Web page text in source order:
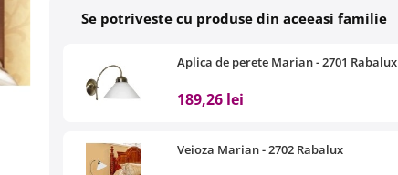
Se potriveste cu produse din aceeasi familie
Aplica de perete Marian - 2701 Rabalux
189,26 lei
Veioza Marian - 2702 Rabalux